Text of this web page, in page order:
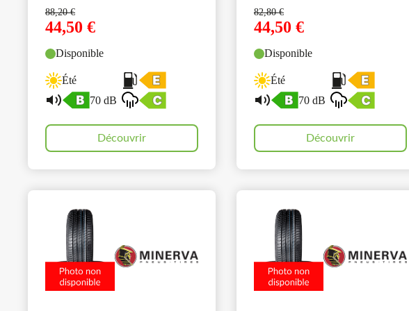
88,20€
44,50 €
Disponible
Été
70 dB
Découvrir
82,80€
44,50 €
Disponible
Été
70 dB
Découvrir